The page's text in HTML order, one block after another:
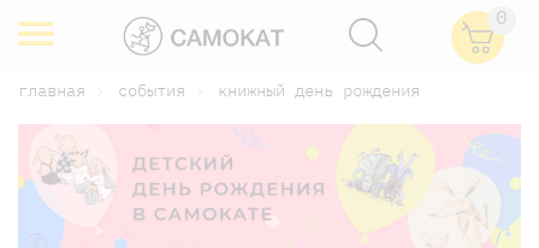
0
главная события книжный день рождения